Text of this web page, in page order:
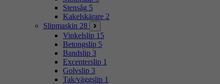
Stensåg 5
Kakelskärare 2
Slipmaskin 28
Vinkelslip 15
Betongslip 5
Bandslip 3
Excenterslip 1
Golvslip 3
Tak/väggslip 1